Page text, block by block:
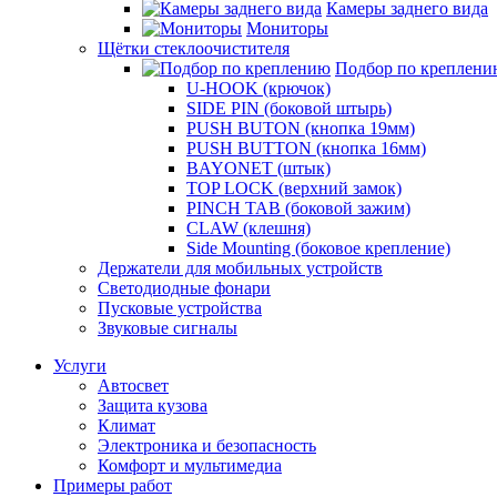
Камеры заднего вида
Мониторы
Щётки стеклоочистителя
Подбор по
U-HOOK (крючок)
SIDE PIN (боковой штырь)
PUSH BUTON (кнопка 19мм)
PUSH BUTTON (кнопка 16мм)
BAYONET (штык)
TOP LOCK (верхний замок)
PINCH TAB (боковой зажим)
CLAW (клешня)
Side Mounting (боковое крепление)
Держатели для мобильных устройств
Светодиодные фонари
Пусковые устройства
Звуковые сигналы
Услуги
Автосвет
Защита кузова
Климат
Электроника и безопасность
Комфорт и мультимедиа
Примеры работ